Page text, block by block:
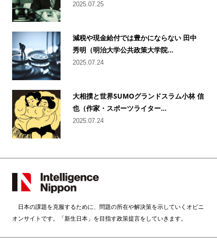
2025.07.25
減税や現金給付では豊かにならない 田中
秀明（明治大学公共政策大学院...
2025.07.24
大相撲と世界SUMOグランドスラム小林 信
也（作家・スポーツライター...
2025.07.24
日本の課題を克服するために、問題の所在や解決策を示していくオピニ
オンサイトです。「新生日本」を目指す政策提言をしていきます。